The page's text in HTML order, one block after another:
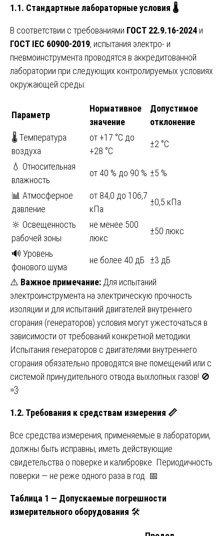
1.1. Стандартные лабораторные условия 🌡
В соответствии с требованиями ГОСТ 22.9.16-2024 и
ГОСТ IEC 60900-2019, испытания электро- и
пневмоинструмента проводятся в аккредитованной
лаборатории при следующих контролируемых условиях
окружающей среды:
Параметр
Нормативное
значение
Допустимое
отклонение
🌡️ Температура
воздуха
от +17 °C до
+28 °C
±2 °C
💧 Относительная
влажность
от 40 % до 90 % ±5 %
📊 Атмосферное
давление
от 84,0 до 106,7
кПа
±0,5 кПа
🔆 Освещенность
рабочей зоны
не менее 500
люкс
±50 люкс
🔊 Уровень
фонового шума
не более 40 дБ ±3 дБ
⚠️ Важное примечание: Для испытаний
электроинструмента на электрическую прочность
изоляции и для испытаний двигателей внутреннего
сгорания (генераторов) условия могут ужесточаться в
зависимости от требований конкретной методики.
Испытания генераторов с двигателями внутреннего
сгорания обязательно проводятся вне помещений или с
системой принудительного отвода выхлопных газов! 🚫
💨
1.2. Требования к средствам измерения 📏
Все средства измерения, применяемые в лаборатории,
должны быть исправны, иметь действующие
свидетельства о поверке и калибровке. Периодичность
поверки — не реже одного раза в год. 📅
Таблица 1 — Допускаемые погрешности
измерительного оборудования 🛠️